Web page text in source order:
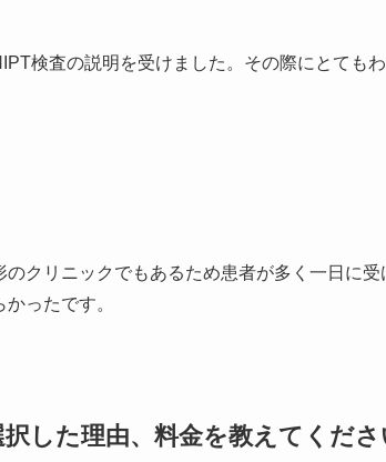
検査の説明を受けました。その際にとても
のクリニックでもあるため患者が多く一日に
ったです。
した理由、料金を教えてくださ